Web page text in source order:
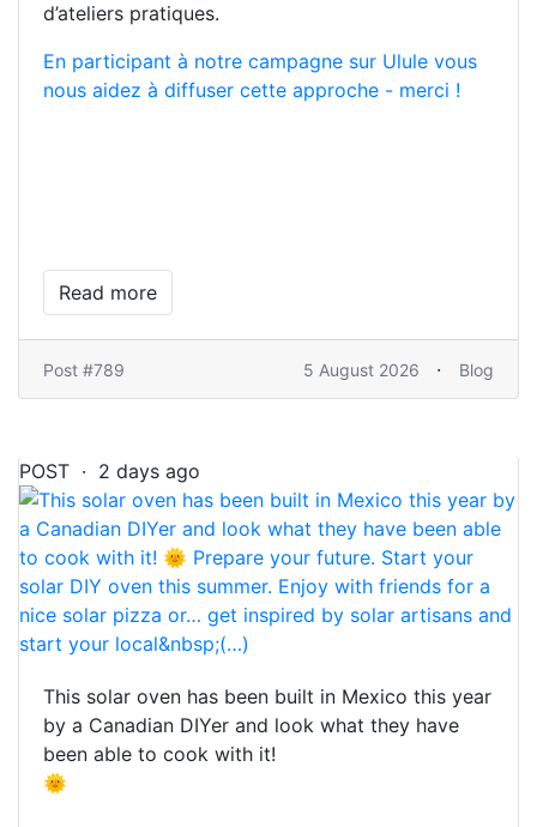
d’ateliers pratiques.
En participant à notre campagne sur Ulule vous
nous aidez à diffuser cette approche - merci !
Read more
Post #789 5 August 2026 · Blog
POST · 2 days ago
This solar oven has been built in Mexico this year
by a Canadian DIYer and look what they have
been able to cook with it!
🌞